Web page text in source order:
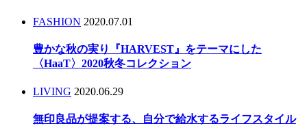
FASHION 2020.07.01
豊かな秋の実り『HARVEST』をテーマにした
〈HaaT〉2020秋冬コレクション
LIVING 2020.06.29
無印良品が提案する、自分で給水するライフスタイル